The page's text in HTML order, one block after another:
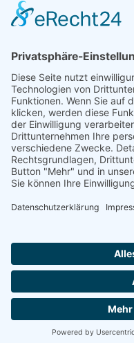
Nordrhein-Westfalen
Saarland
Sachsen
Sachsen-Anhalt
Schleswig-Holstein
Thüringen
Informationen für Anbieter